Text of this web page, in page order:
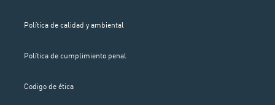
Política de calidad y ambiental
Política de cumplimiento penal
Codigo de ética